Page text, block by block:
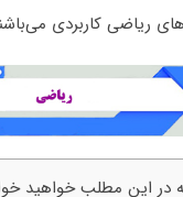
در این مطلب خواهید